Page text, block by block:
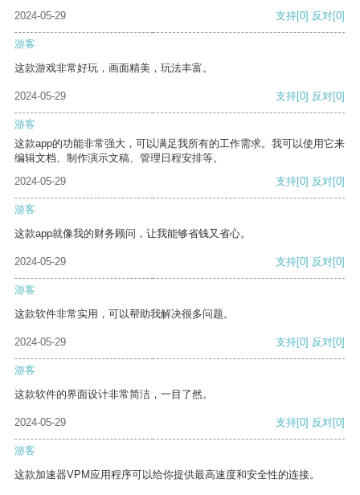
2024-05-29
支持[0] 反对[0]
游客
这款游戏非常好玩，画面精美，玩法丰富。
2024-05-29 支持[0] 反对[0]
游客
这款app的功能非常强大，可以满足我所有的工作需求。我可以使用它来
编辑文档、制作演示文稿、管理日程安排等。
2024-05-29
支持[0] 反对[0]
游客
这款app就像我的财务顾问，让我能够省钱又省心。
2024-05-29 支持[0] 反对[0]
游客
这款软件非常实用，可以帮助我解决很多问题。
2024-05-29 支持[0] 反对[0]
游客
这款软件的界面设计非常简洁，一目了然。
2024-05-29 支持[0] 反对[0]
游客
这款加速器VPM应用程序可以给你提供最高速度和安全性的连接。